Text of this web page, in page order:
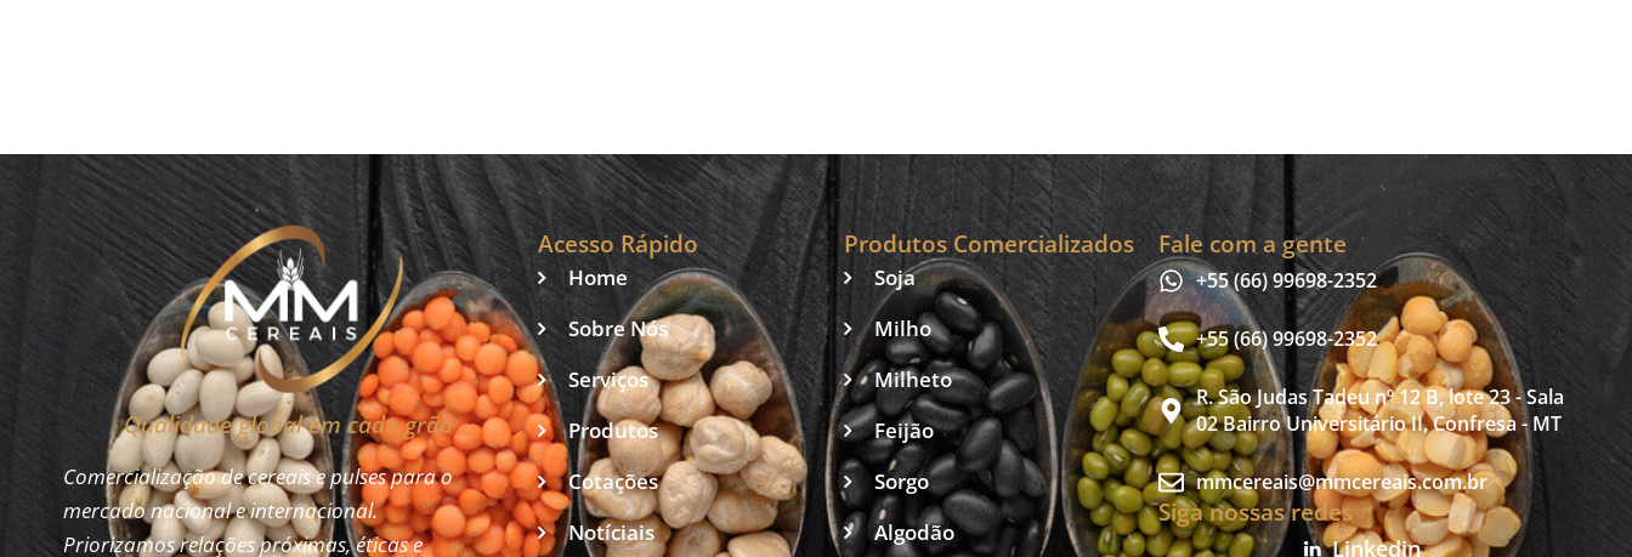
Qualidade global em cada grão
Comercialização de cereais e pulses para o
mercado nacional e internacional.
Priorizamos relações próximas, éticas e
Acesso Rápido
Home
Sobre Nós
Serviços
Produtos
Cotações
Notíciais
Produtos Comercializados
Soja
Milho
Milheto
Feijão
Sorgo
Algodão
Fale com a gente
+55 (66) 99698-2352
+55 (66) 99698-2352
R. São Judas Tadeu nº 12 B, lote 23 - Sala
02 Bairro Universitário II, Confresa - MT
mmcereais@mmcereais.com.br
Siga nossas redes
Linkedin